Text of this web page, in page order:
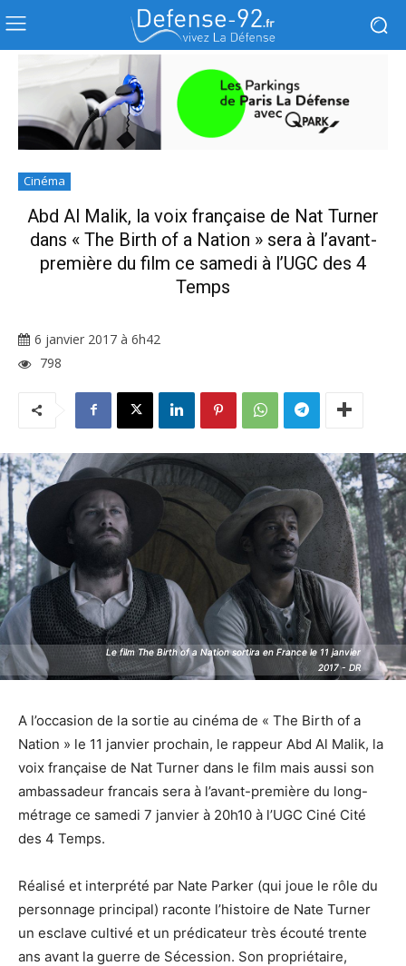
Cinéma
Abd Al Malik, la voix française de Nat Turner
dans « The Birth of a Nation » sera à l’avant-
première du film ce samedi à l’UGC des 4
Temps
6 janvier 2017 à 6h42
798
Le film The Birth of a Nation sortira en France le 11 janvier
2017 - DR
Le film The Birth of a Nation sortira en France le 11 janvier
2017 - DR
A l’occasion de la sortie au cinéma de « The Birth of a
Nation » le 11 janvier prochain, le rappeur Abd Al Malik, la
voix française de Nat Turner dans le film mais aussi son
ambassadeur francais sera à l’avant-première du long-
métrage ce samedi 7 janvier à 20h10 à l’UGC Ciné Cité
des 4 Temps.
Réalisé et interprété par Nate Parker (qui joue le rôle du
personnage principal) raconte l’histoire de Nate Turner
un esclave cultivé et un prédicateur très écouté trente
ans avant la guerre de Sécession. Son propriétaire,